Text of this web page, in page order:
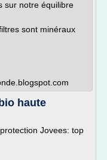
sur notre équilibre
sont minéraux
haute
Jovees: top